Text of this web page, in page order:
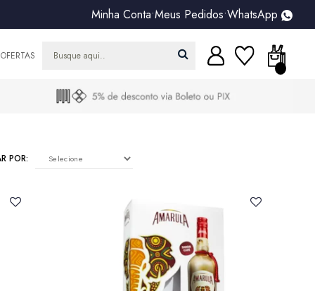
Minha Conta•Meus Pedidos•WhatsApp
OFERTAS
POR: SELECIONE